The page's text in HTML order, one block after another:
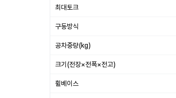
최대토크
구동방식
공차중량(kg)
크기(전장×전폭×전고)
휠베이스